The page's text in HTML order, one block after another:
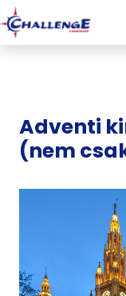
Adventi
(nem
Képgaléria